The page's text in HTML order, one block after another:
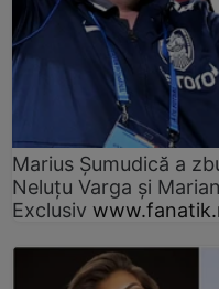
Marius Şumudică a
Neluţu Varga şi
Exclusiv